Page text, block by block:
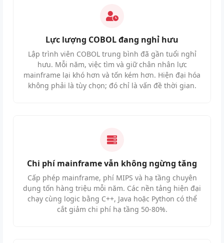
Lực lượng COBOL đang nghỉ hưu
Lập trình viên COBOL trung bình đã gần tuổi nghỉ
hưu. Mỗi năm, việc tìm và giữ chân nhân lực
mainframe lại khó hơn và tốn kém hơn. Hiện đại hóa
không phải là tùy chọn; đó chỉ là vấn đề thời gian.
Chi phí mainframe vẫn không ngừng tăng
Cấp phép mainframe, phí MIPS và hạ tầng chuyên
dụng tốn hàng triệu mỗi năm. Các nền tảng hiện đại
chạy cùng logic bằng C++, Java hoặc Python có thể
cắt giảm chi phí hạ tầng 50-80%.